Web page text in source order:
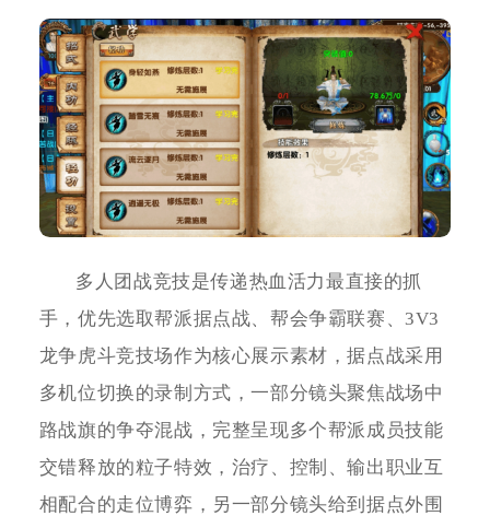
多人团战竞技是传递热血活力最直接的抓
手，优先选取帮派据点战、帮会争霸联赛、3V3
龙争虎斗竞技场作为核心展示素材，据点战采用
多机位切换的录制方式，一部分镜头聚焦战场中
路战旗的争夺混战，完整呈现多个帮派成员技能
交错释放的粒子特效，治疗、控制、输出职业互
相配合的走位博弈，另一部分镜头给到据点外围